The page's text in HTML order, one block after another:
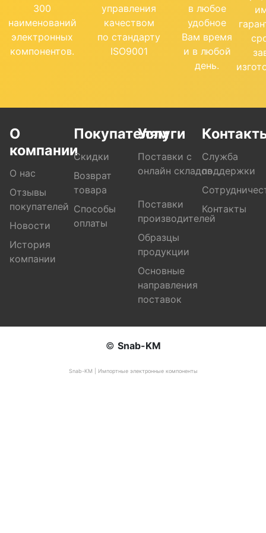
300
наименований
электронных
компонентов.
управления
качеством
по стандарту
ISO9001
в любое
удобное
Вам время
и в любой
день.
О
компании
О нас
Отзывы
покупателей
Новости
История
компании
Покупателям
Скидки
Возврат
товара
Способы
оплаты
Услуги
Поставки с
онлайн складов
Поставки
производителей
Образцы
продукции
Основные
направления
поставок
Служба
поддержки
Контакты
© Snab-KM
Snab-KM | Импортные электронные компоненты